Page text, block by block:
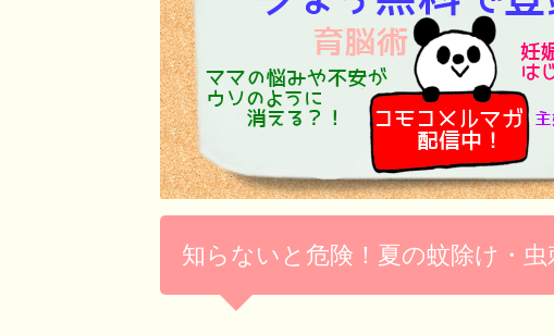
知らないと危険！夏の蚊除け・